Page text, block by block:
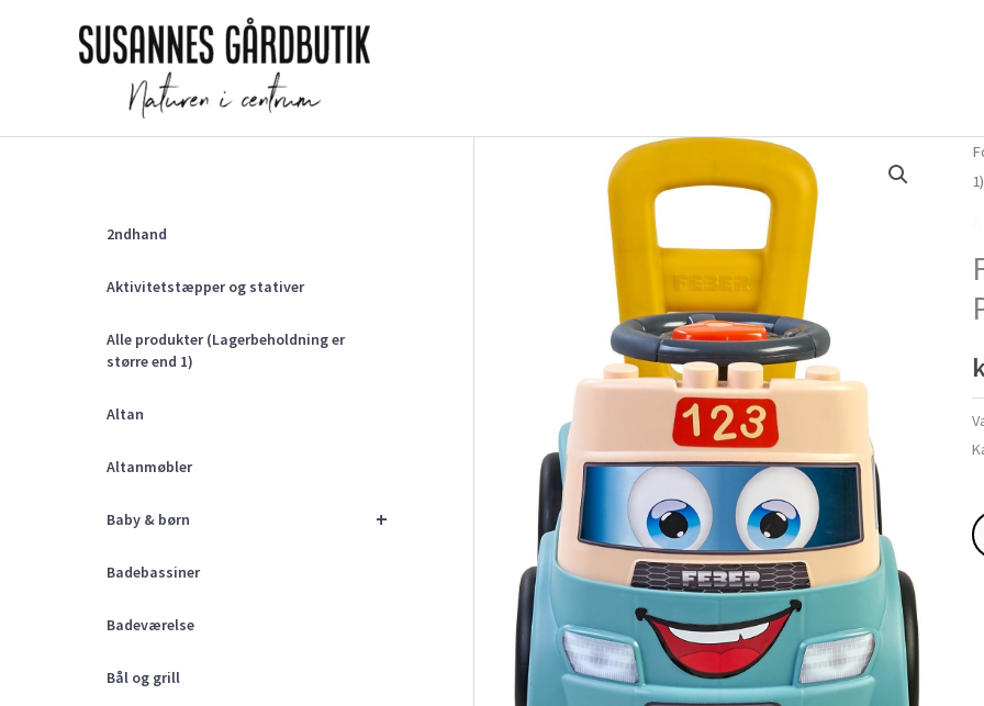
2ndhand
Aktivitetstæpper og stativer
Alle produkter (Lagerbeholdning er
større end 1)
Altan
Altanmøbler
+
Baby & børn
Badebassiner
Badeværelse
Bål og grill
1)